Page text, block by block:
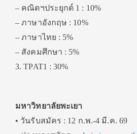
– คณิตฯประยุกต์ 1 : 10%
– ภาษาอังกฤษ : 10%
– ภาษาไทย : 5%
– สังคมศึกษา : 5%
3. TPAT1 : 30%
มหาวิทยาลัยพะเยา
• วันรับสมัคร : 12 ก.พ.-4 มี.ค. 69